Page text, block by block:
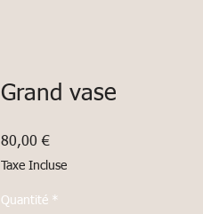
Grand vase
80,00 €Prix
Taxe Incluse
Quantité *